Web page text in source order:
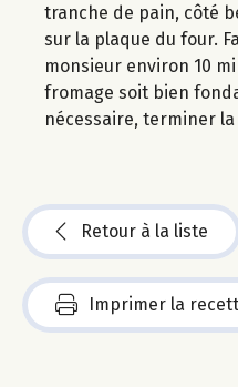
tranche de pain, côté
sur la plaque du four.
monsieur environ 10
fromage soit bien
nécessaire, terminer
Retour à la liste
Imprimer la